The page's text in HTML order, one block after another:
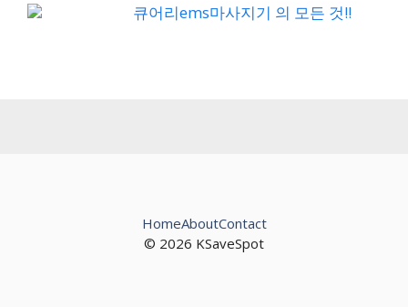
큐어리ems마사지기 의 모든 것!!
© 2026 KSaveSpot
HomeAboutContact